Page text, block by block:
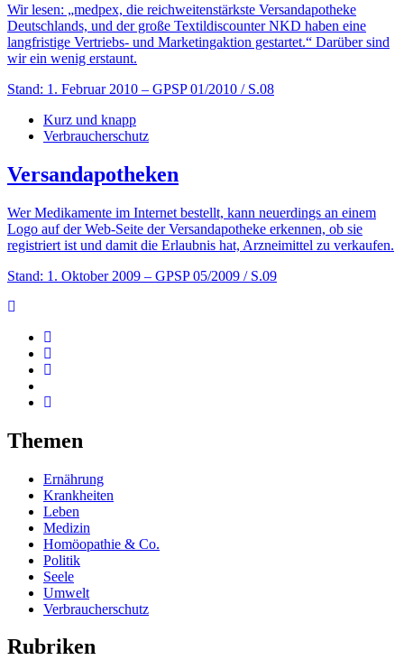
Wir lesen: „medpex, die reichweitenstärkste Versandapotheke
Deutschlands, und der große Textildiscounter NKD haben eine
langfristige Vertriebs- und Marketingaktion gestartet.“ Darüber sind
wir ein wenig erstaunt.
Stand: 1. Februar 2010 – GPSP 01/2010 / S.08
Kurz und knapp
Verbraucherschutz
Versandapotheken
Wer Medikamente im Internet bestellt, kann neuerdings an einem
Logo auf der Web-Seite der Versandapotheke erkennen, ob sie
registriert ist und damit die Erlaubnis hat, Arzneimittel zu verkaufen.
Stand: 1. Oktober 2009 – GPSP 05/2009 / S.09
Themen
Ernährung
Krankheiten
Leben
Medizin
Homöopathie & Co.
Politik
Seele
Umwelt
Verbraucherschutz
Rubriken